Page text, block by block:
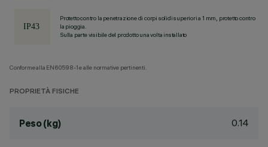
Protetto contro la penetrazione di corpi solidi superiori a 1 mm, protetto contro
la pioggia.
Sulla parte visibile del prodotto una volta installato
Conforme alla EN60598-1 e alle normative pertinenti.
PROPRIETÀ FISICHE
Peso (kg) 0.14